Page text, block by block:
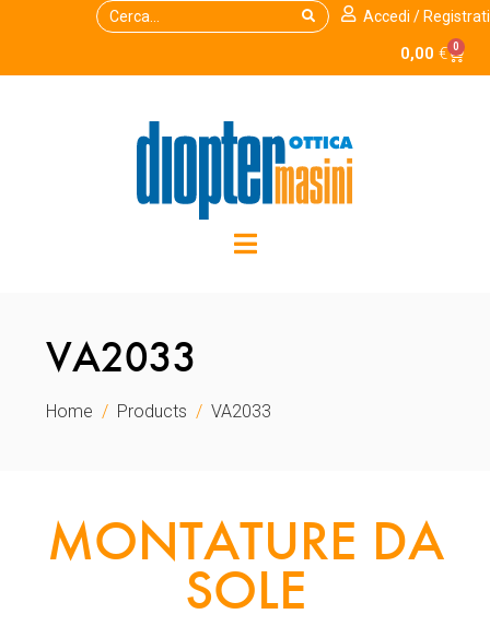
Accedi / Registrati
0,00 € 0
VA2033
Home Products VA2033
MONTATURE DA
SOLE